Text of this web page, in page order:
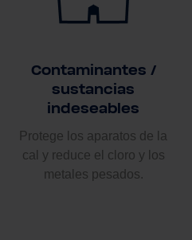
Contaminantes /
sustancias
indeseables
Protege los aparatos de la
cal y reduce el cloro y los
metales pesados.